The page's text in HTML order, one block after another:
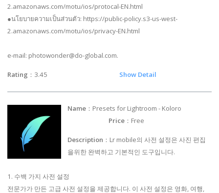
2.amazonaws.com/motu/ios/protocal-EN.html
●นโยบายความเป็นส่วนตัว: https://public-policy.s3-us-west-
2.amazonaws.com/motu/ios/privacy-EN.html
e-mail: photowonder@do-global.com.
Rating ：3.45 Show Detail
Name ：Presets for Lightroom - Koloro
Price ：Free
Description ：Lr mobile의 사전 설정은 사진 편집
을위한 완벽하고 기본적인 도구입니다.
1. 수백 가지 사전 설정
전문가가 만든 고급 사전 설정을 제공합니다. 이 사전 설정은 영화, 여행,